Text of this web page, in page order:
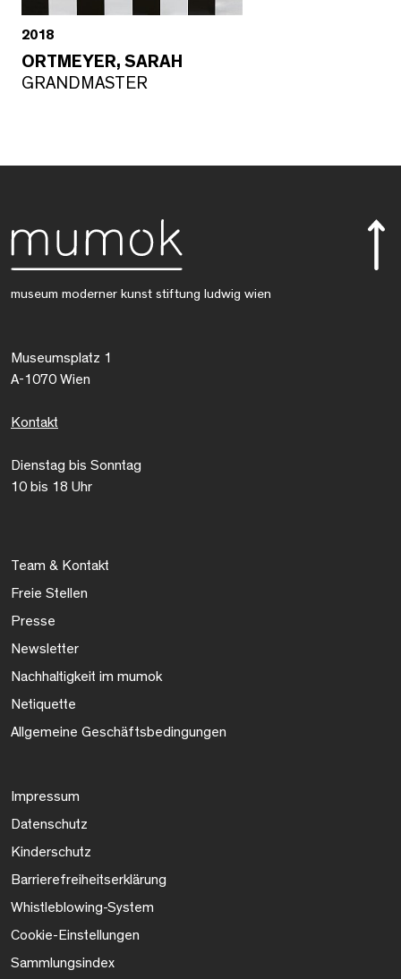
2018
ORTMEYER, SARAH
GRANDMASTER
museum moderner kunst stiftung ludwig wien
Museumsplatz 1
A-1070 Wien
Kontakt
Dienstag bis Sonntag
10 bis 18 Uhr
Team & Kontakt
Freie Stellen
Presse
Newsletter
Nachhaltigkeit im mumok
Netiquette
Allgemeine Geschäftsbedingungen
Impressum
Datenschutz
Kinderschutz
Barrierefreiheitserklärung
Whistleblowing-System
Cookie-Einstellungen
Sammlungsindex